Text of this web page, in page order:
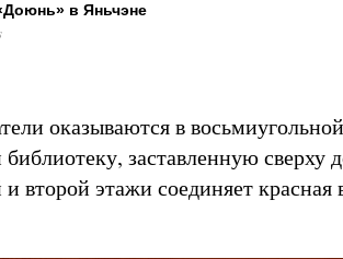
в Яньчэне
оказываются в
заставленную сверху
второй этажи соединяет красная